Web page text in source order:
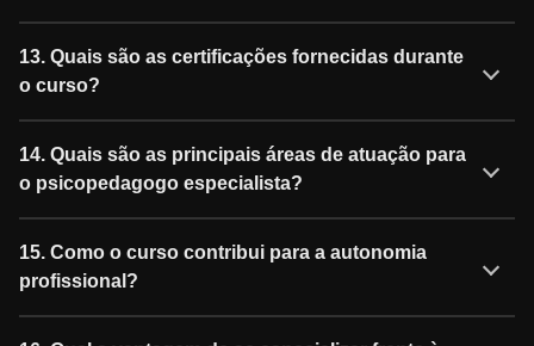
13. Quais são as certificações fornecidas durante
o curso?
14. Quais são as principais áreas de atuação para
o psicopedagogo especialista?
15. Como o curso contribui para a autonomia
profissional?